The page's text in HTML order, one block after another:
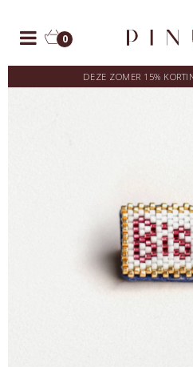
0
DEZE ZOMER 15%